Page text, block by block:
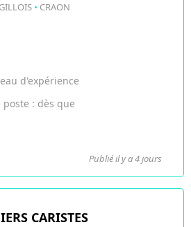
• CRAON
d'expérience
poste : dès que
Publié il y a 4 jours
CARISTES